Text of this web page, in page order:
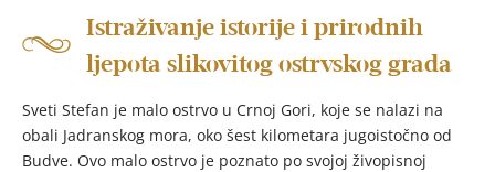
Istraživanje istorije i prirodnih
ljepota slikovitog ostrvskog grada
Sveti Stefan je malo ostrvo u Crnoj Gori, koje se nalazi na
obali Jadranskog mora, oko šest kilometara jugoistočno od
Budve. Ovo malo ostrvo je poznato po svojoj živopisnoj